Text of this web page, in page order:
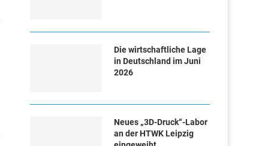
Die wirtschaftliche Lage
in Deutschland im Juni
2026
Neues „3D-Druck“-Labor
an der HTWK Leipzig